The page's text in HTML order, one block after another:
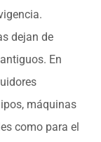
dejan de
En
máquinas
como para el